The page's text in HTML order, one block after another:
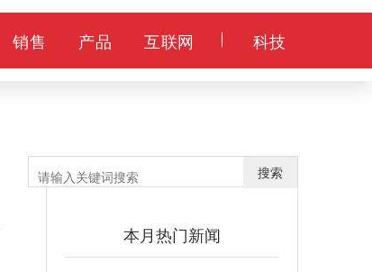
销售 产品 互联网 科技
搜索
本月热门新闻